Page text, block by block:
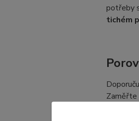
potřeby
tichém
Zaměřte